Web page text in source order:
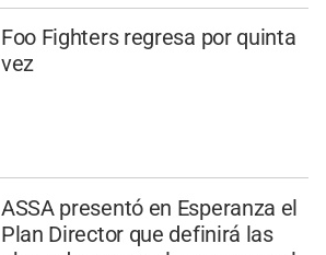
Foo Fighters regresa por quinta
vez
ASSA presentó en Esperanza el
Plan Director que definirá las